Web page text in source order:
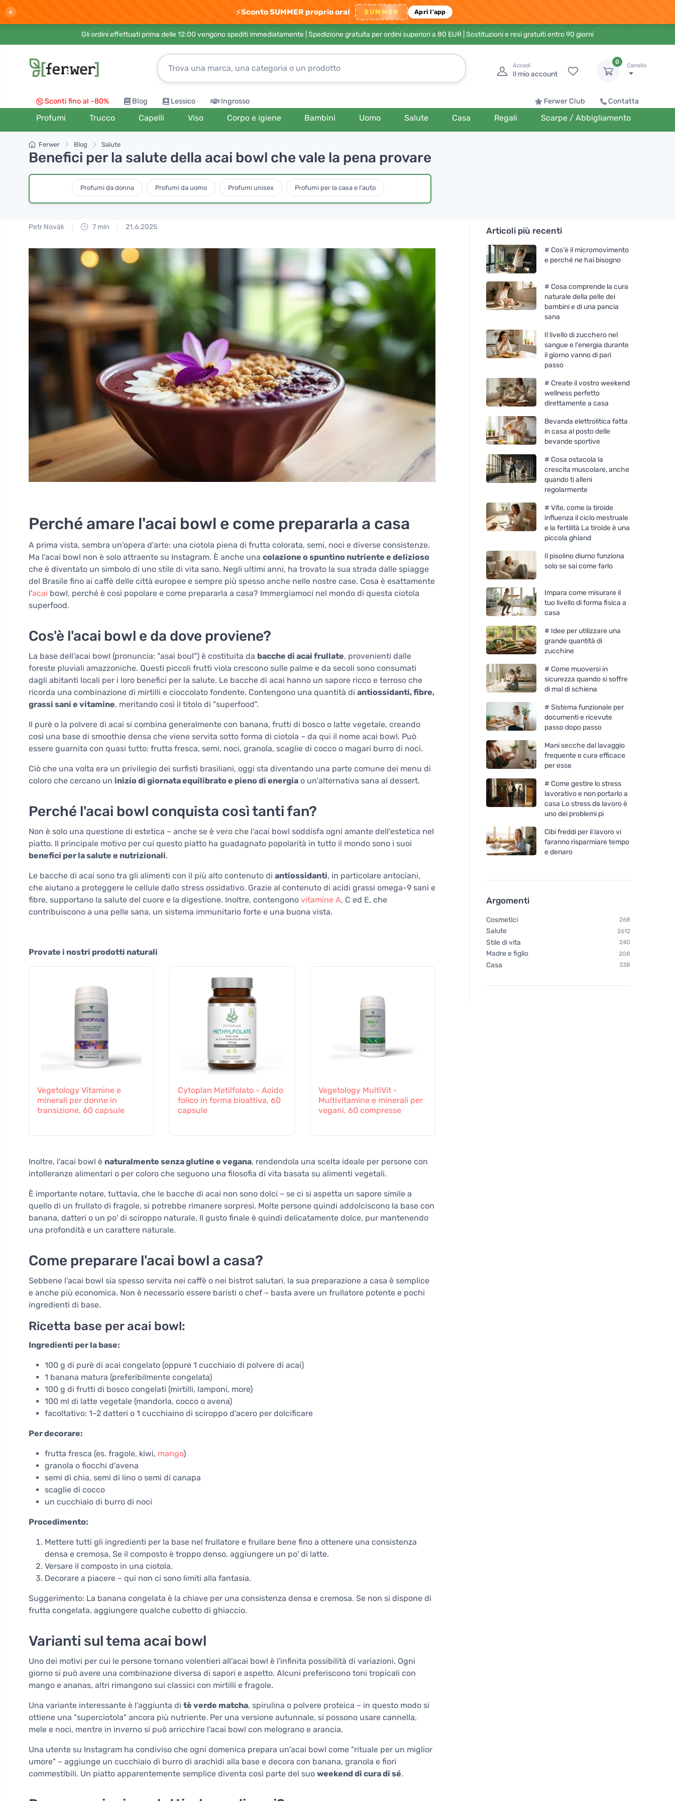
× ⚡Sconto SUMMER proprio ora! SUMMER Apri l'app
Gli ordini effettuati prima delle 12:00 vengono spediti immediatamente | Spedizione gratuita per ordini superiori a 80 EUR | Sostituzioni e resi gratuiti entro 90 giorni
Accedi
Il mio account
0
Carrello
Sconti fino al -80% Blog Lessico Ingrosso Ferwer Club Contatta
Profumi Trucco Capelli Viso Corpo e igiene Bambini Uomo Salute Casa Regali Scarpe / Abbigliamento
Ferwer Blog Salute
Benefici per la salute della acai bowl che vale la pena provare
Profumi da donna Profumi da uomo Profumi unisex Profumi per la casa e l'auto
Petr Novák 7 min 21.6.2025
Perché amare l'acai bowl e come prepararla a casa
A prima vista, sembra un'opera d'arte: una ciotola piena di frutta colorata, semi, noci e diverse consistenze.
Ma l'acai bowl non è solo attraente su Instagram. È anche una colazione o spuntino nutriente e delizioso
che è diventato un simbolo di uno stile di vita sano. Negli ultimi anni, ha trovato la sua strada dalle spiagge
del Brasile fino ai caffè delle città europee e sempre più spesso anche nelle nostre case. Cosa è esattamente
l'acai bowl, perché è così popolare e come prepararla a casa? Immergiamoci nel mondo di questa ciotola
superfood.
Cos'è l'acai bowl e da dove proviene?
La base dell'acai bowl (pronuncia: "asaì boul") è costituita da bacche di acai frullate, provenienti dalle
foreste pluviali amazzoniche. Questi piccoli frutti viola crescono sulle palme e da secoli sono consumati
dagli abitanti locali per i loro benefici per la salute. Le bacche di acai hanno un sapore ricco e terroso che
ricorda una combinazione di mirtilli e cioccolato fondente. Contengono una quantità di antiossidanti, fibre,
grassi sani e vitamine, meritando così il titolo di "superfood".
Il purè o la polvere di acai si combina generalmente con banana, frutti di bosco o latte vegetale, creando
così una base di smoothie densa che viene servita sotto forma di ciotola – da qui il nome acai bowl. Può
essere guarnita con quasi tutto: frutta fresca, semi, noci, granola, scaglie di cocco o magari burro di noci.
Ciò che una volta era un privilegio dei surfisti brasiliani, oggi sta diventando una parte comune dei menu di
coloro che cercano un inizio di giornata equilibrato e pieno di energia o un'alternativa sana al dessert.
Perché l'acai bowl conquista così tanti fan?
Non è solo una questione di estetica – anche se è vero che l'acai bowl soddisfa ogni amante dell'estetica nel
piatto. Il principale motivo per cui questo piatto ha guadagnato popolarità in tutto il mondo sono i suoi
benefici per la salute e nutrizionali.
Le bacche di acai sono tra gli alimenti con il più alto contenuto di antiossidanti, in particolare antociani,
che aiutano a proteggere le cellule dallo stress ossidativo. Grazie al contenuto di acidi grassi omega-9 sani e
fibre, supportano la salute del cuore e la digestione. Inoltre, contengono vitamine A, C ed E, che
contribuiscono a una pelle sana, un sistema immunitario forte e una buona vista.
Provate i nostri prodotti naturali
Vegetology Vitamine e
minerali per donne in
transizione, 60 capsule
Cytoplan Metilfolato - Acido
folico in forma bioattiva, 60
capsule
Vegetology MultiVit -
Multivitamine e minerali per
vegani, 60 compresse
Inoltre, l'acai bowl è naturalmente senza glutine e vegana, rendendola una scelta ideale per persone con
intolleranze alimentari o per coloro che seguono una filosofia di vita basata su alimenti vegetali.
È importante notare, tuttavia, che le bacche di acai non sono dolci – se ci si aspetta un sapore simile a
quello di un frullato di fragole, si potrebbe rimanere sorpresi. Molte persone quindi addolciscono la base con
banana, datteri o un po' di sciroppo naturale. Il gusto finale è quindi delicatamente dolce, pur mantenendo
una profondità e un carattere naturale.
Come preparare l'acai bowl a casa?
Sebbene l'acai bowl sia spesso servita nei caffè o nei bistrot salutari, la sua preparazione a casa è semplice
e anche più economica. Non è necessario essere baristi o chef – basta avere un frullatore potente e pochi
ingredienti di base.
Ricetta base per acai bowl:
Ingredienti per la base:
100 g di purè di acai congelato (oppure 1 cucchiaio di polvere di acai)
1 banana matura (preferibilmente congelata)
100 g di frutti di bosco congelati (mirtilli, lamponi, more)
100 ml di latte vegetale (mandorla, cocco o avena)
facoltativo: 1–2 datteri o 1 cucchiaino di sciroppo d'acero per dolcificare
Per decorare:
frutta fresca (es. fragole, kiwi, mango)
granola o fiocchi d'avena
semi di chia, semi di lino o semi di canapa
scaglie di cocco
un cucchiaio di burro di noci
Procedimento:
Mettere tutti gli ingredienti per la base nel frullatore e frullare bene fino a ottenere una consistenza
densa e cremosa. Se il composto è troppo denso, aggiungere un po' di latte.
Versare il composto in una ciotola.
Decorare a piacere – qui non ci sono limiti alla fantasia.
Suggerimento: La banana congelata è la chiave per una consistenza densa e cremosa. Se non si dispone di
frutta congelata, aggiungere qualche cubetto di ghiaccio.
Varianti sul tema acai bowl
Uno dei motivi per cui le persone tornano volentieri all'acai bowl è l'infinita possibilità di variazioni. Ogni
giorno si può avere una combinazione diversa di sapori e aspetto. Alcuni preferiscono toni tropicali con
mango e ananas, altri rimangono sui classici con mirtilli e fragole.
Una variante interessante è l'aggiunta di tè verde matcha, spirulina o polvere proteica – in questo modo si
ottiene una "superciotola" ancora più nutriente. Per una versione autunnale, si possono usare cannella,
mele e noci, mentre in inverno si può arricchire l'acai bowl con melograno e arancia.
Una utente su Instagram ha condiviso che ogni domenica prepara un'acai bowl come "rituale per un miglior
umore" – aggiunge un cucchiaio di burro di arachidi alla base e decora con banana, granola e fiori
commestibili. Un piatto apparentemente semplice diventa così parte del suo weekend di cura di sé.
Articoli più recenti
# Cos'è il micromovimento
e perché ne hai bisogno
# Cosa comprende la cura
naturale della pelle dei
bambini e di una pancia
sana
Il livello di zucchero nel
sangue e l'energia durante
il giorno vanno di pari
passo
# Create il vostro weekend
wellness perfetto
direttamente a casa
Bevanda elettrolitica fatta
in casa al posto delle
bevande sportive
# Cosa ostacola la
crescita muscolare, anche
quando ti alleni
regolarmente
# Víte, come la tiroide
influenza il ciclo mestruale
e la fertilità La tiroide è una
piccola ghiand
Il pisolino diurno funziona
solo se sai come farlo
Impara come misurare il
tuo livello di forma fisica a
casa
# Idee per utilizzare una
grande quantità di
zucchine
# Come muoversi in
sicurezza quando si soffre
di mal di schiena
# Sistema funzionale per
documenti e ricevute
passo dopo passo
Mani secche dal lavaggio
frequente e cura efficace
per esse
# Come gestire lo stress
lavorativo e non portarlo a
casa Lo stress da lavoro è
uno dei problemi pi
Cibi freddi per il lavoro vi
faranno risparmiare tempo
e denaro
Argomenti
Cosmetici 268
Salute 2612
Stile di vita 240
Madre e figlio 208
Casa 338